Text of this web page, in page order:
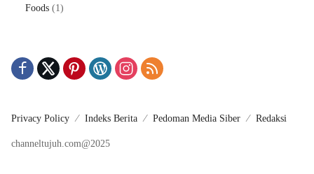
Foods (1)
Privacy Policy Indeks Berita Pedoman Media Siber Redaksi
channeltujuh.com@2025